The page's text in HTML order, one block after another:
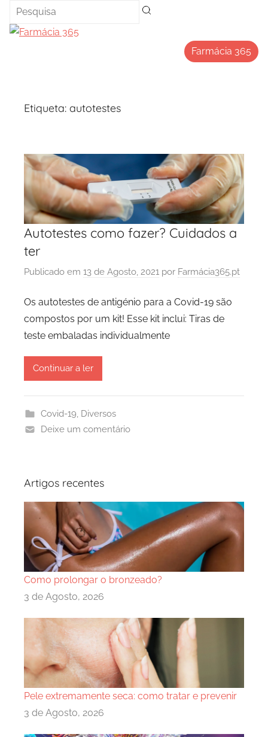
Saltar
para
Farmácia 365
Etiqueta: autotestes
Autotestes como fazer? Cuidados a
ter
Publicado em 13 de Agosto, 2021 por Farmácia365.pt
Os autotestes de antigénio para a Covid-19 são
compostos por um kit! Esse kit inclui: Tiras de
teste embaladas individualmente
Continuar a ler
Covid-19 Diversos
Deixe um comentário
Artigos recentes
Como prolongar o bronzeado?
3 de Agosto, 2026
Pele extremamente seca: como tratar e prevenir
3 de Agosto, 2026